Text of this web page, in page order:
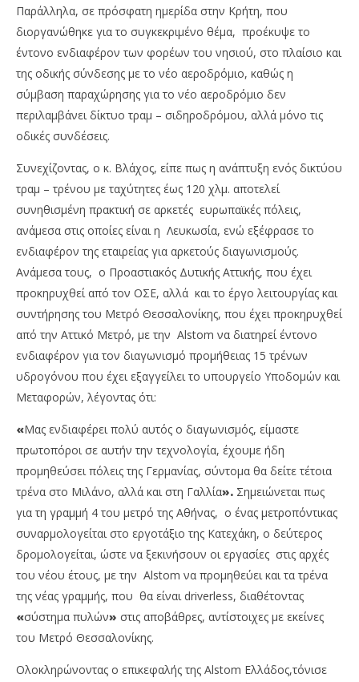
Ηράκλειο
25/12/2022
pressroom
Παράλληλα, σε πρόσφατη ημερίδα στην Κρήτη, που
διοργανώθηκε για το συγκεκριμένο θέμα, προέκυψε το
έντονο ενδιαφέρον των φορέων του νησιού, στο πλαίσιο και
της οδικής σύνδεσης με το νέο αεροδρόμιο, καθώς η
σύμβαση παραχώρησης για το νέο αεροδρόμιο δεν
περιλαμβάνει δίκτυο τραμ – σιδηροδρόμου, αλλά μόνο τις
οδικές συνδέσεις.
Συνεχίζοντας, ο κ. Βλάχος, είπε πως η ανάπτυξη ενός δικτύου
τραμ – τρένου με ταχύτητες έως 120 χλμ. αποτελεί
συνηθισμένη πρακτική σε αρκετές ευρωπαϊκές πόλεις,
ανάμεσα στις οποίες είναι η Λευκωσία, ενώ εξέφρασε το
ενδιαφέρον της εταιρείας για αρκετούς διαγωνισμούς.
Ανάμεσα τους, ο Προαστιακός Δυτικής Αττικής, που έχει
προκηρυχθεί από τον ΟΣΕ, αλλά και το έργο λειτουργίας και
συντήρησης του Μετρό Θεσσαλονίκης, που έχει προκηρυχθεί
από την Αττικό Μετρό, με την Alstom να διατηρεί έντονο
ενδιαφέρον για τον διαγωνισμό προμήθειας 15 τρένων
υδρογόνου που έχει εξαγγείλει το υπουργείο Υποδομών και
Μεταφορών, λέγοντας ότι:
«Μας ενδιαφέρει πολύ αυτός ο διαγωνισμός, είμαστε
πρωτοπόροι σε αυτήν την τεχνολογία, έχουμε ήδη
προμηθεύσει πόλεις της Γερμανίας, σύντομα θα δείτε τέτοια
τρένα στο Μιλάνο, αλλά και στη Γαλλία». Σημειώνεται πως
για τη γραμμή 4 του μετρό της Αθήνας, ο ένας μετροπόντικας
συναρμολογείται στο εργοτάξιο της Κατεχάκη, ο δεύτερος
δρομολογείται, ώστε να ξεκινήσουν οι εργασίες στις αρχές
του νέου έτους, με την Alstom να προμηθεύει και τα τρένα
της νέας γραμμής, που θα είναι driverless, διαθέτοντας
«σύστημα πυλών» στις αποβάθρες, αντίστοιχες με εκείνες
του Μετρό Θεσσαλονίκης.
Ολοκληρώνοντας ο επικεφαλής της Alstom Ελλάδος,τόνισε